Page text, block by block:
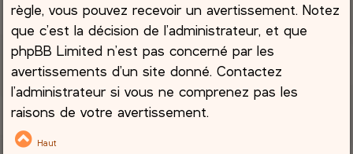
règle, vous pouvez recevoir un avertissement. Notez
que c’est la décision de l’administrateur, et que
phpBB Limited n’est pas concerné par les
avertissements d’un site donné. Contactez
l’administrateur si vous ne comprenez pas les
raisons de votre avertissement.
Haut